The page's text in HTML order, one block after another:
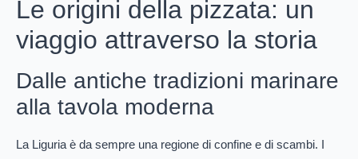
Le origini della pizzata: un
viaggio attraverso la storia
Dalle antiche tradizioni marinare
alla tavola moderna
La Liguria è da sempre una regione di confine e di scambi. I